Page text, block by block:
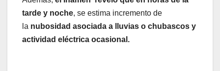
tarde y noche, se estima incremento de
la nubosidad asociada a lluvias o chubascos y
actividad eléctrica ocasional.